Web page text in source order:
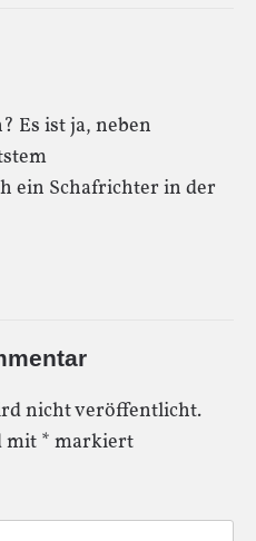
Es ist ja, neben
ein Schafrichter in der
nicht veröffentlicht.
mit * markiert